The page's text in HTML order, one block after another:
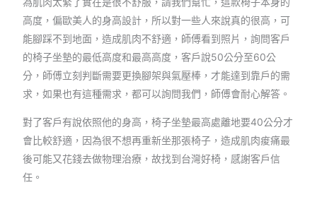
高度，偏歐美人的身高設計，所以對一些人來說真的很高，可
能腳踩不到地面，造成肌肉不舒適，師傅看到照片，詢問客戶
的椅子坐墊的最低高度和最高高度，客戶說50公分至60公
分，師傅立刻判斷需要更換腳架與氣壓棒，才能達到靠戶的需
求，如果也有這種需求，都可以詢問我們，師傅會耐心解答。
對了客戶有說依照他的身高，椅子坐墊最高處離地要40公分才
會比較舒適，因為很不想再重新坐那張椅子，造成肌肉痠痛最
後可能又花錢去做物理治療，故找到台灣好椅，感謝客戶信
任。